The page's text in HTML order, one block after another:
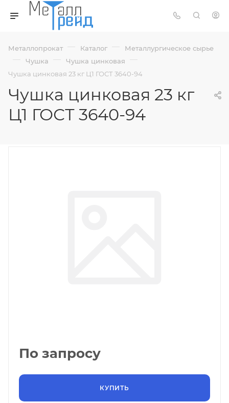
Металлопрокат — Каталог — Металлургическое сырье
— Чушка — Чушка цинковая —
Чушка цинковая 23 кг Ц1 ГОСТ 3640-94
Чушка цинковая 23 кг
Ц1 ГОСТ 3640-94
По запросу
КУПИТЬ